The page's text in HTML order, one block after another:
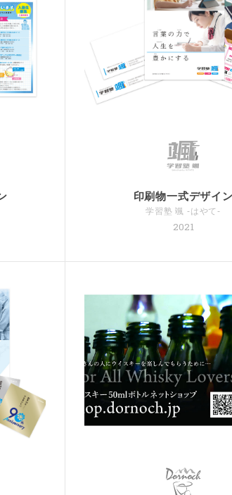
印刷物一式デザイン
学習塾 颯 -はやて-
2021